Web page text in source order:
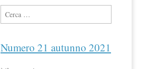
Ricerca per:
Numero 21 autunno 2021